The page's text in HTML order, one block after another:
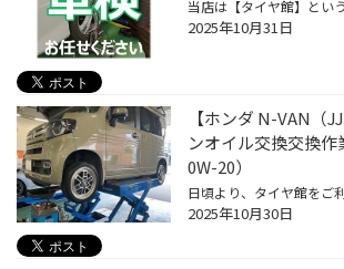
2025年10月31日
【ホンダ N-VAN（
ンオイル交換交換作
0W-20）
2025年10月30日